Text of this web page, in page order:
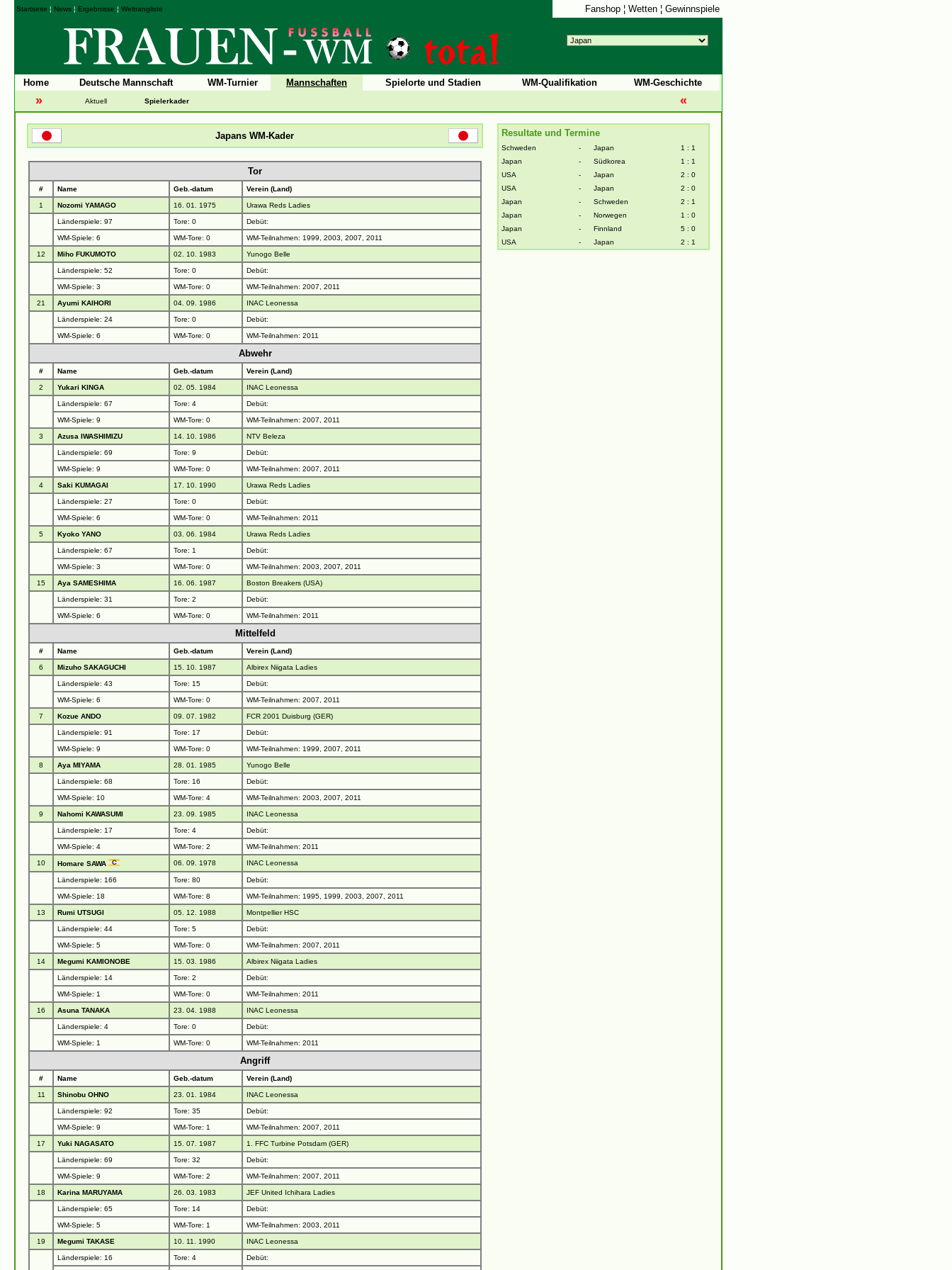
Startseite ¦ News ¦ Ergebnisse ¦ Weltrangliste Fanshop ¦ Wetten ¦ Gewinnspiele
Home Deutsche Mannschaft WM-Turnier Mannschaften Spielorte und Stadien WM-Qualifikation WM-Geschichte
» Aktuell Spielerkader «
Japans WM-Kader
Tor
# Name Geb.-datum Verein (Land)
1 Nozomi YAMAGO 16. 01. 1975 Urawa Reds Ladies
Länderspiele: 97 Tore: 0 Debüt:
WM-Spiele: 6 WM-Tore: 0 WM-Teilnahmen: 1999, 2003, 2007, 2011
12 Miho FUKUMOTO 02. 10. 1983 Yunogo Belle
Länderspiele: 52 Tore: 0 Debüt:
WM-Spiele: 3 WM-Tore: 0 WM-Teilnahmen: 2007, 2011
21 Ayumi KAIHORI 04. 09. 1986 INAC Leonessa
Länderspiele: 24 Tore: 0 Debüt:
WM-Spiele: 6 WM-Tore: 0 WM-Teilnahmen: 2011
Abwehr
# Name Geb.-datum Verein (Land)
2 Yukari KINGA 02. 05. 1984 INAC Leonessa
Länderspiele: 67 Tore: 4 Debüt:
WM-Spiele: 9 WM-Tore: 0 WM-Teilnahmen: 2007, 2011
3 Azusa IWASHIMIZU 14. 10. 1986 NTV Beleza
Länderspiele: 69 Tore: 9 Debüt:
WM-Spiele: 9 WM-Tore: 0 WM-Teilnahmen: 2007, 2011
4 Saki KUMAGAI 17. 10. 1990 Urawa Reds Ladies
Länderspiele: 27 Tore: 0 Debüt:
WM-Spiele: 6 WM-Tore: 0 WM-Teilnahmen: 2011
5 Kyoko YANO 03. 06. 1984 Urawa Reds Ladies
Länderspiele: 67 Tore: 1 Debüt:
WM-Spiele: 3 WM-Tore: 0 WM-Teilnahmen: 2003, 2007, 2011
15 Aya SAMESHIMA 16. 06. 1987 Boston Breakers (USA)
Länderspiele: 31 Tore: 2 Debüt:
WM-Spiele: 6 WM-Tore: 0 WM-Teilnahmen: 2011
Mittelfeld
# Name Geb.-datum Verein (Land)
6 Mizuho SAKAGUCHI 15. 10. 1987 Albirex Niigata Ladies
Länderspiele: 43 Tore: 15 Debüt:
WM-Spiele: 6 WM-Tore: 0 WM-Teilnahmen: 2007, 2011
7 Kozue ANDO 09. 07. 1982 FCR 2001 Duisburg (GER)
Länderspiele: 91 Tore: 17 Debüt:
WM-Spiele: 9 WM-Tore: 0 WM-Teilnahmen: 1999, 2007, 2011
8 Aya MIYAMA 28. 01. 1985 Yunogo Belle
Länderspiele: 68 Tore: 16 Debüt:
WM-Spiele: 10 WM-Tore: 4 WM-Teilnahmen: 2003, 2007, 2011
9 Nahomi KAWASUMI 23. 09. 1985 INAC Leonessa
Länderspiele: 17 Tore: 4 Debüt:
WM-Spiele: 4 WM-Tore: 2 WM-Teilnahmen: 2011
10 Homare SAWA 06. 09. 1978 INAC Leonessa
Länderspiele: 166 Tore: 80 Debüt:
WM-Spiele: 18 WM-Tore: 8 WM-Teilnahmen: 1995, 1999, 2003, 2007, 2011
13 Rumi UTSUGI 05. 12. 1988 Montpellier HSC
Länderspiele: 44 Tore: 5 Debüt:
WM-Spiele: 5 WM-Tore: 0 WM-Teilnahmen: 2007, 2011
14 Megumi KAMIONOBE 15. 03. 1986 Albirex Niigata Ladies
Länderspiele: 14 Tore: 2 Debüt:
WM-Spiele: 1 WM-Tore: 0 WM-Teilnahmen: 2011
16 Asuna TANAKA 23. 04. 1988 INAC Leonessa
Länderspiele: 4 Tore: 0 Debüt:
WM-Spiele: 1 WM-Tore: 0 WM-Teilnahmen: 2011
Angriff
# Name Geb.-datum Verein (Land)
11 Shinobu OHNO 23. 01. 1984 INAC Leonessa
Länderspiele: 92 Tore: 35 Debüt:
WM-Spiele: 9 WM-Tore: 1 WM-Teilnahmen: 2007, 2011
17 Yuki NAGASATO 15. 07. 1987 1. FFC Turbine Potsdam (GER)
Länderspiele: 69 Tore: 32 Debüt:
WM-Spiele: 9 WM-Tore: 2 WM-Teilnahmen: 2007, 2011
18 Karina MARUYAMA 26. 03. 1983 JEF United Ichihara Ladies
Länderspiele: 65 Tore: 14 Debüt:
WM-Spiele: 5 WM-Tore: 1 WM-Teilnahmen: 2003, 2011
19 Megumi TAKASE 10. 11. 1990 INAC Leonessa
Länderspiele: 16 Tore: 4 Debüt:
Resultate und Termine
Schweden - Japan
1 : 1
Japan
- Südkorea
1 : 1
USA
- Japan
2 : 0
USA
- Japan
2 : 0
Japan
- Schweden
2 : 1
Japan
- Norwegen
1 : 0
Japan
- Finnland
5 : 0
USA
- Japan 2 : 1